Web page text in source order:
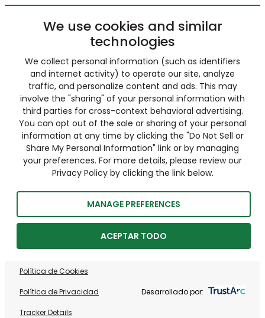
We use cookies and similar
technologies
We collect personal information (such as identifiers
and internet activity) to operate our site, analyze
traffic, and personalize content and ads. This may
involve the "sharing" of your personal information with
third parties for cross-context behavioral advertising.
You can opt out of the sale or sharing of your personal
information at any time by clicking the "Do Not Sell or
Share My Personal Information" link or by managing
your preferences. For more details, please review our
Privacy Policy by clicking the link below.
MANAGE PREFERENCES
ACEPTAR TODO
Política de Cookies
Política de Privacidad
Tracker Details
Desarrollado por: